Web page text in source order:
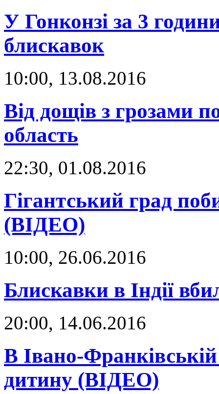
У Гонконзі за 3
блискавок
10:00, 13.08.2016
Від дощів з грозами
область
22:30, 01.08.2016
Гігантський град
(ВІДЕО)
10:00, 26.06.2016
Блискавки в Індії
20:00, 14.06.2016
В Івано-
дитину (ВІДЕО)